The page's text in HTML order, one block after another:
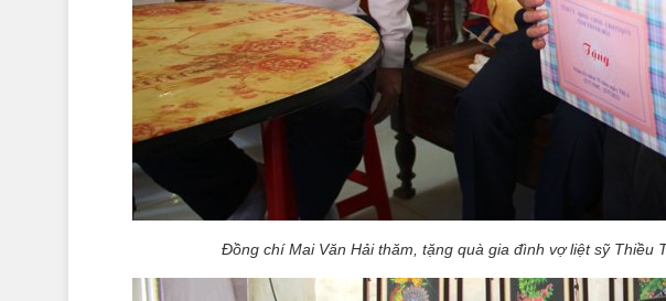
Đồng chí Mai Văn Hải thăm, tặng quà gia đình vợ liệt sỹ Thiều